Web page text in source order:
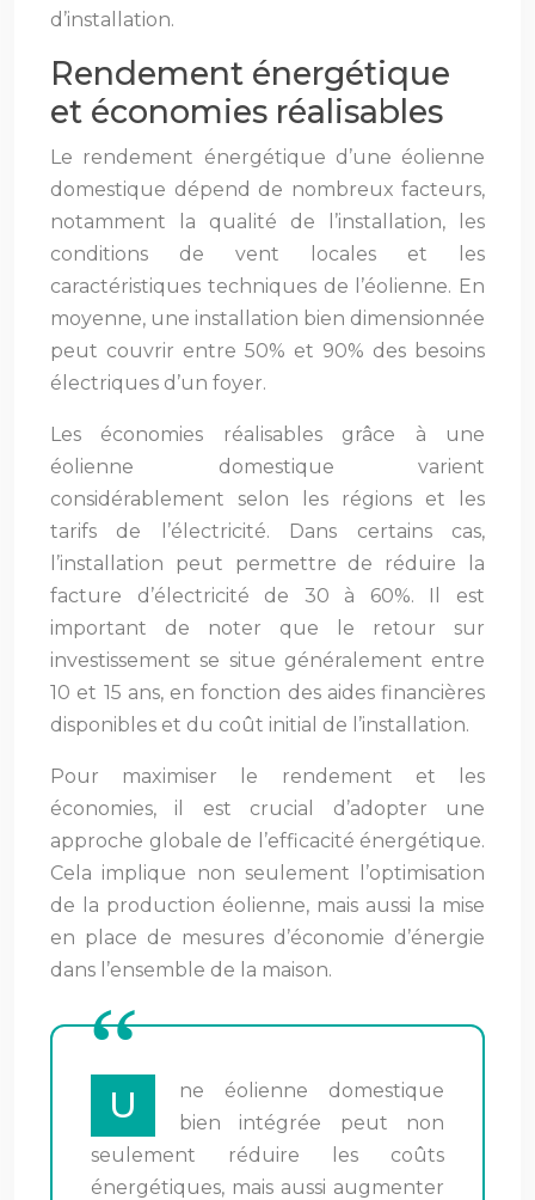
d’installation.
Rendement énergétique
et économies réalisables
Le rendement énergétique d’une éolienne
domestique dépend de nombreux facteurs,
notamment la qualité de l’installation, les
conditions de vent locales et les
caractéristiques techniques de l’éolienne. En
moyenne, une installation bien dimensionnée
peut couvrir entre 50% et 90% des besoins
électriques d’un foyer.
Les économies réalisables grâce à une
éolienne domestique varient
considérablement selon les régions et les
tarifs de l’électricité. Dans certains cas,
l’installation peut permettre de réduire la
facture d’électricité de 30 à 60%. Il est
important de noter que le retour sur
investissement se situe généralement entre
10 et 15 ans, en fonction des aides financières
disponibles et du coût initial de l’installation.
Pour maximiser le rendement et les
économies, il est crucial d’adopter une
approche globale de l’efficacité énergétique.
Cela implique non seulement l’optimisation
de la production éolienne, mais aussi la mise
en place de mesures d’économie d’énergie
dans l’ensemble de la maison.
U
ne éolienne domestique
bien intégrée peut non
seulement réduire les coûts
énergétiques, mais aussi augmenter